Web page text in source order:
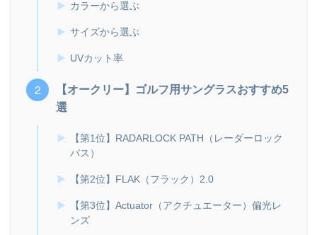
カラーから選ぶ
サイズから選ぶ
UVカット率
【オークリー】ゴルフ用サングラスおすすめ5
選
【第1位】RADARLOCK PATH（レーダーロック
パス）
【第2位】FLAK（フラック）2.0
【第3位】Actuator（アクチュエーター）偏光レ
ンズ